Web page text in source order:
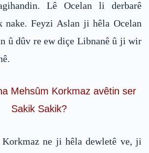
Lê Ocelan li derbarê
nake. Feyzi Aslan ji hêla Ocelan
û dûv re ew diçe Libnanê û ji wir
Mehsûm Korkmaz avêtin ser
Sakik Sakik?
Korkmaz ne ji hêla dewletê ve, ji